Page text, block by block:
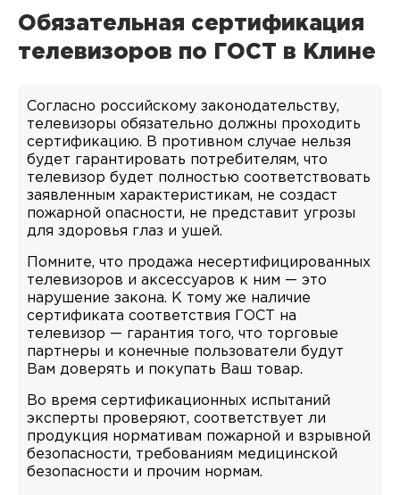
Обязательная сертификация
телевизоров по ГОСТ в Клине
Согласно российскому законодательству,
телевизоры обязательно должны проходить
сертификацию. В противном случае нельзя
будет гарантировать потребителям, что
телевизор будет полностью соответствовать
заявленным характеристикам, не создаст
пожарной опасности, не представит угрозы
для здоровья глаз и ушей.
Помните, что продажа несертифицированных
телевизоров и аксессуаров к ним — это
нарушение закона. К тому же наличие
сертификата соответствия ГОСТ на
телевизор — гарантия того, что торговые
партнеры и конечные пользователи будут
Вам доверять и покупать Ваш товар.
Во время сертификационных испытаний
эксперты проверяют, соответствует ли
продукция нормативам пожарной и взрывной
безопасности, требованиям медицинской
безопасности и прочим нормам.